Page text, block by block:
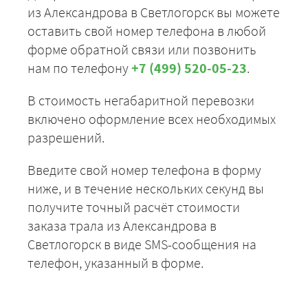
из Александрова в Светлогорск вы можете
оставить свой номер телефона в любой
форме обратной связи или позвонить
нам по телефону+7 (499) 520-05-23.
В стоимость негабаритной перевозки
включено оформление всех необходимых
разрешений.
Введите свой номер телефона в форму
ниже, и в течение нескольких секунд вы
получите точный расчёт стоимости
заказа трала из Александрова в
Светлогорск в виде SMS-сообщения на
телефон, указанный в форме.